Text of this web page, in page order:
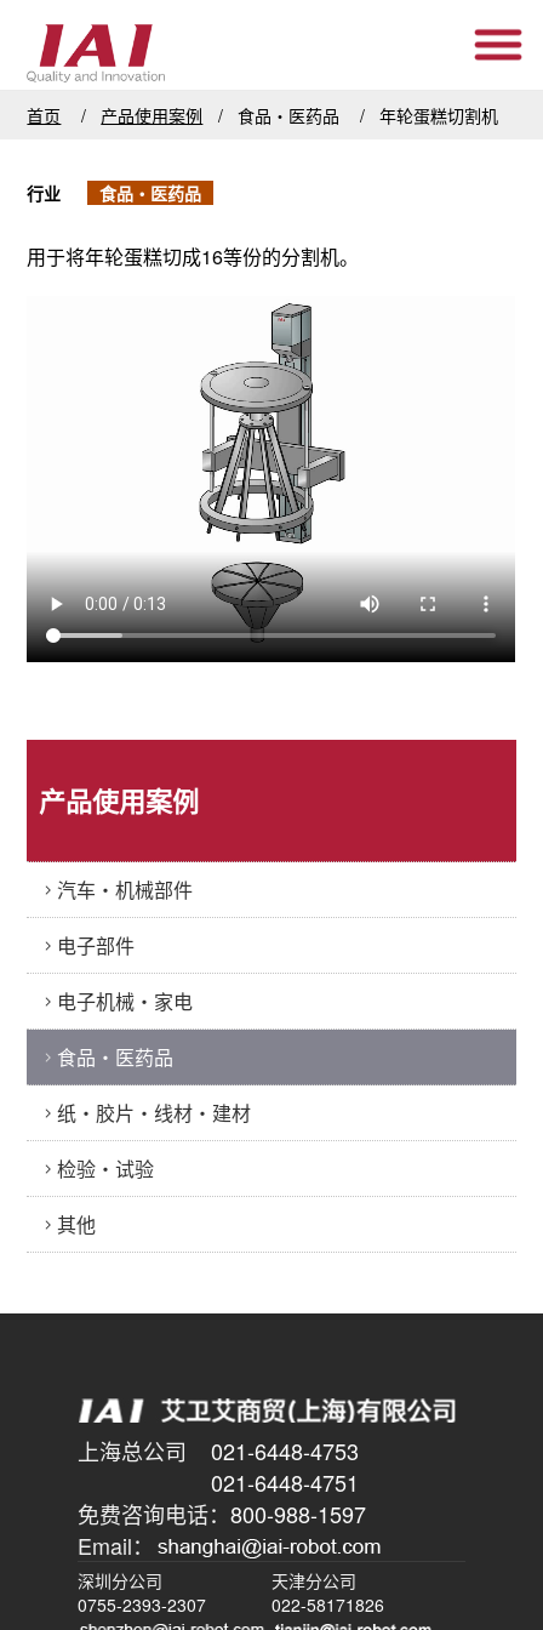
首页 产品使用案例 食品・医药品 年轮蛋糕切割机
行业 食品・医药品
用于将年轮蛋糕切成16等份的分割机。
产品使用案例
汽车・机械部件
电子部件
电子机械・家电
食品・医药品
纸・胶片・线材・建材
检验・试验
其他
上海总公司 021-6448-4753
021-6448-4751
免费咨询电话： 800-988-1597
Email：
深圳分公司
0755-2393-2307
天津分公司
022-58171826